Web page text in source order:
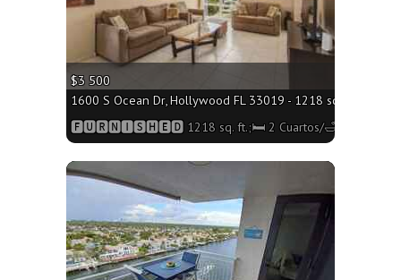
$3 500
1600 S Ocean Dr, Hollywood FL 33019 - 1218 sq. ft.;🛏 2
🅵🆄🆁🅽🅸🆂🅷🅴🅳 1218 sq. ft.;🛏 2 Cuartos/🛁2 Baños
More